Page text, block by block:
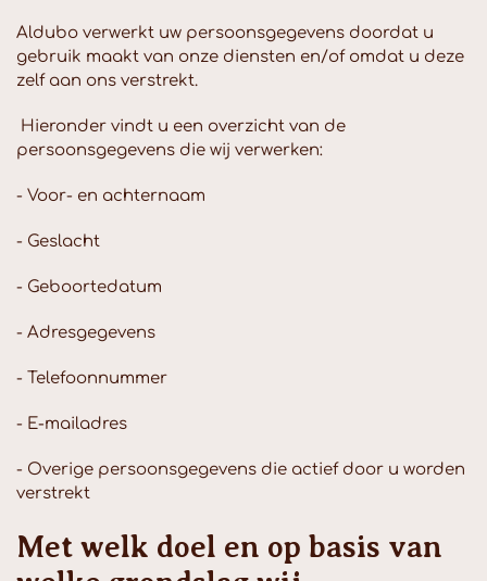
Aldubo verwerkt uw persoonsgegevens doordat u
gebruik maakt van onze diensten en/of omdat u deze
zelf aan ons verstrekt.
Hieronder vindt u een overzicht van de
persoonsgegevens die wij verwerken:
- Voor- en achternaam
- Geslacht
- Geboortedatum
- Adresgegevens
- Telefoonnummer
- E-mailadres
- Overige persoonsgegevens die actief door u worden
verstrekt
Met welk doel en op basis van